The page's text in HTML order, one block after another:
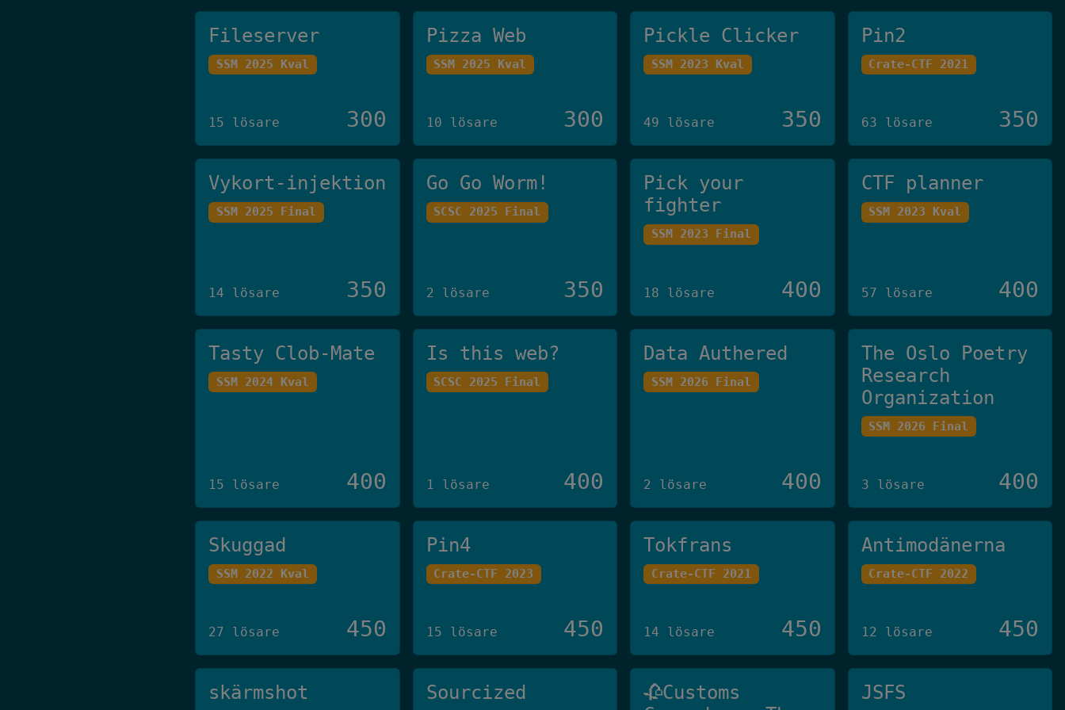
Fileserver
SSM 2025 Kval
15 lösare 300
Pizza Web
SSM 2025 Kval
10 lösare 300
Pickle Clicker
SSM 2023 Kval
49 lösare 350
Pin2
Crate-CTF 2021
63 lösare 350
Vykort-injektion
SSM 2025 Final
14 lösare 350
Go Go Worm!
SCSC 2025 Final
2 lösare 350
Pick your
fighter
SSM 2023 Final
18 lösare 400
CTF planner
SSM 2023 Kval
57 lösare 400
Tasty Clob-Mate
SSM 2024 Kval
15 lösare 400
Is this web?
SCSC 2025 Final
1 lösare 400
Data Authered
SSM 2026 Final
2 lösare 400
The Oslo Poetry
Research
Organization
SSM 2026 Final
3 lösare 400
Skuggad
SSM 2022 Kval
27 lösare 450
Pin4
Crate-CTF 2023
15 lösare 450
Tokfrans
Crate-CTF 2021
14 lösare 450
Antimodänerna
Crate-CTF 2022
12 lösare 450
skärmshot Sourcized
🥀Customs
JSFS